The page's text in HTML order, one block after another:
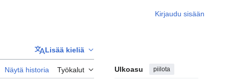
Kirjaudu sisään
Lisää kieliä
Näytä historia Työkalut Ulkoasu piilota